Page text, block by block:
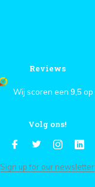
Reviews
Wij scoren een 9,5 op
Volg ons!
Sign up for our newsletter